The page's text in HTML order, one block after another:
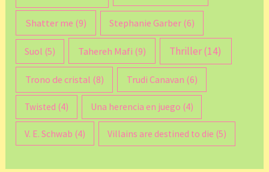
Shatter me (9) Stephanie Garber (6)
Suol (5) Tahereh Mafi (9) Thriller(14)
Trono de cristal (8) Trudi Canavan (6)
Twisted (4) Una herencia en juego (4)
V. E. Schwab (4) Villains are destined to die (5)